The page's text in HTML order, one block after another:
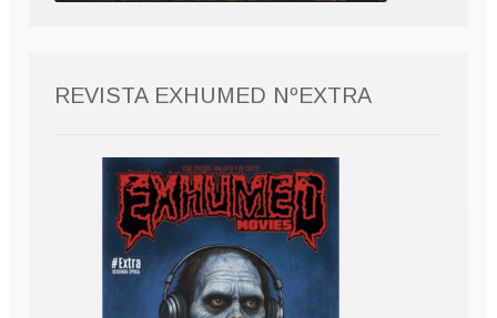
REVISTA EXHUMED NºEXTRA